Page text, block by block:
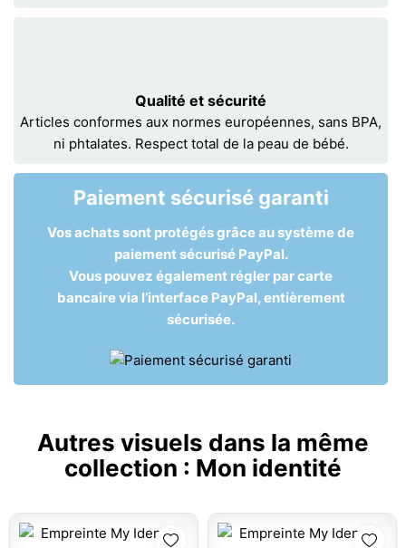
Qualité et sécurité
Articles conformes aux normes européennes, sans BPA,
ni phtalates. Respect total de la peau de bébé.
Paiement sécurisé garanti
Vos achats sont protégés grâce au système de
paiement sécurisé PayPal.
Vous pouvez également régler par carte
bancaire via l’interface PayPal, entièrement
sécurisée.
Autres visuels dans la même
collection : Mon identité